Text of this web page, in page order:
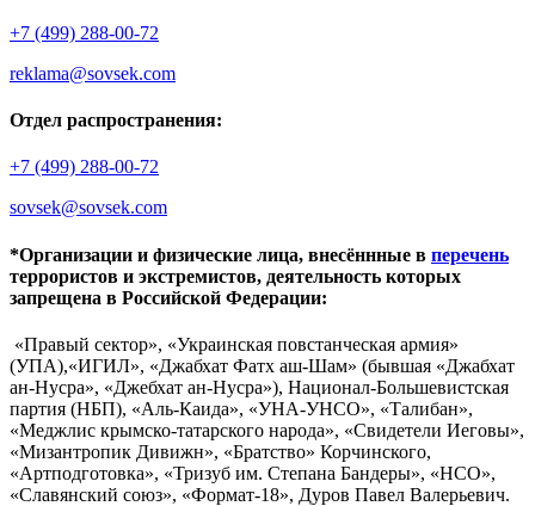
+7 (499) 288-00-72
reklama@sovsek.com
Отдел распространения:
+7 (499) 288-00-72
sovsek@sovsek.com
*Организации и физические лица, внесённные в перечень
террористов и экстремистов, деятельность которых
запрещена в Российской Федерации:
«Правый сектор», «Украинская повстанческая армия»
(УПА),«ИГИЛ», «Джабхат Фатх аш-Шам» (бывшая «Джабхат
ан-Нусра», «Джебхат ан-Нусра»), Национал-Большевистская
партия (НБП), «Аль-Каида», «УНА-УНСО», «Талибан»,
«Меджлис крымско-татарского народа», «Свидетели Иеговы»,
«Мизантропик Дивижн», «Братство» Корчинского,
«Артподготовка», «Тризуб им. Степана Бандеры», «НСО»,
«Славянский союз», «Формат-18», Дуров Павел Валерьевич.